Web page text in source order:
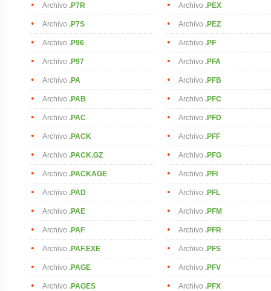
Archivo .P7R
Archivo .P7S
Archivo .P96
Archivo .P97
Archivo .PA
Archivo .PAB
Archivo .PAC
Archivo .PACK
Archivo .PACK.GZ
Archivo .PACKAGE
Archivo .PAD
Archivo .PAE
Archivo .PAF
Archivo .PAF.EXE
Archivo .PAGE
Archivo .PAGES
Archivo .PEX
Archivo .PEZ
Archivo .PF
Archivo .PFA
Archivo .PFB
Archivo .PFC
Archivo .PFD
Archivo .PFF
Archivo .PFG
Archivo .PFI
Archivo .PFL
Archivo .PFM
Archivo .PFR
Archivo .PFS
Archivo .PFV
Archivo .PFX